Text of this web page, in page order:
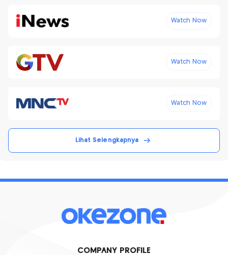
Watch Now
Watch Now
Watch Now
Lihat Selengkapnya
COMPANY PROFILE